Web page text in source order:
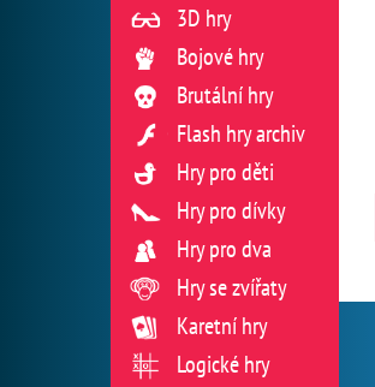
3D hry
Bojové hry
Brutální hry
Flash hry archiv
Hry pro děti
Hry pro dívky
Hry pro dva
Hry se zvířaty
Karetní hry
Logické hry